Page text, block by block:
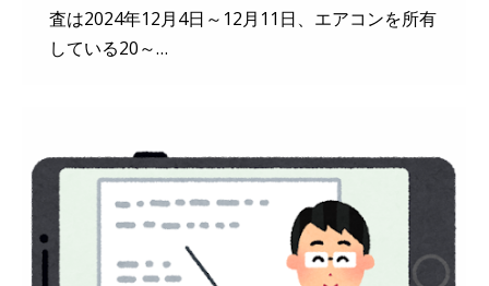
査は2024年12月4日～12月11日、エアコンを所有
している20～…